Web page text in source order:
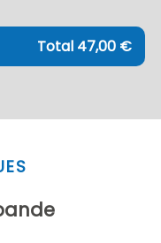
Total 47,00 €